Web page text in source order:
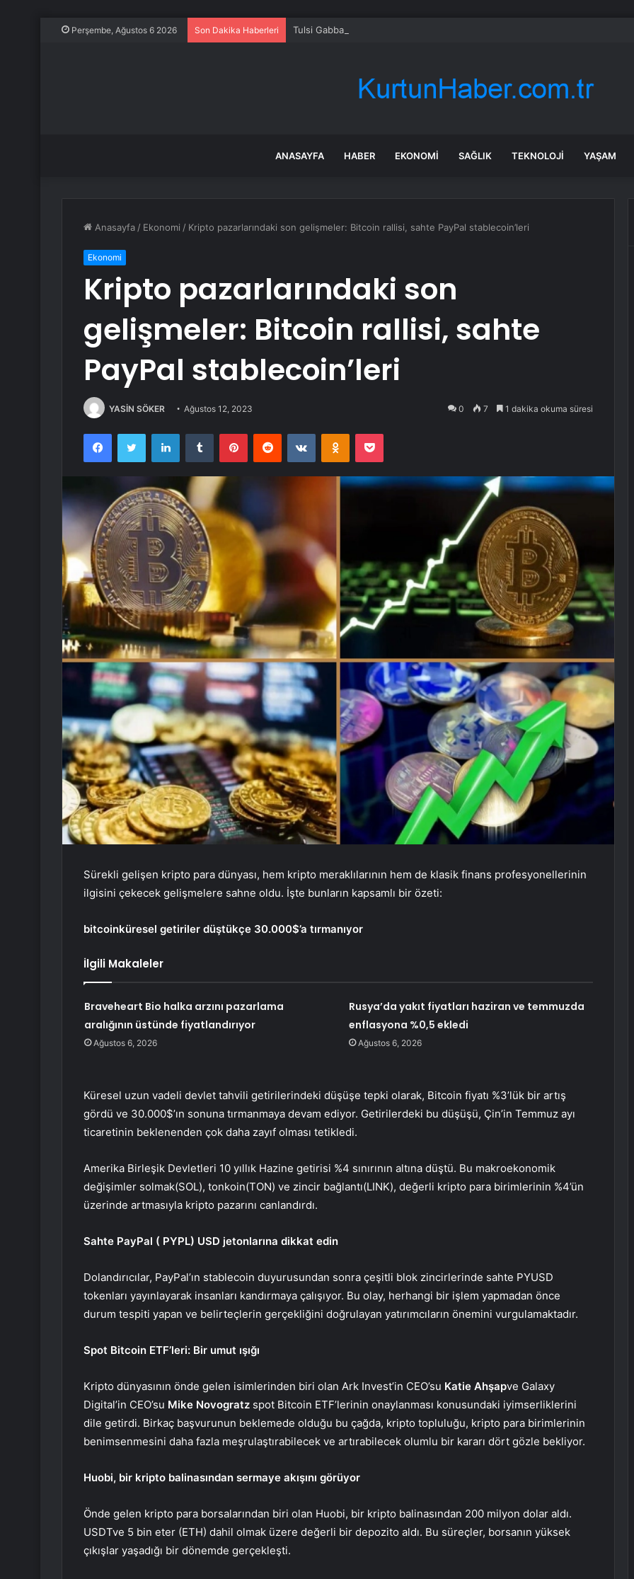
Perşembe, Ağustos 6 2026 Son Dakika Haberleri Tulsi Gabbard’dan İstifa
ANASAYFA HABER EKONOMI SAĞLIK TEKNOLOJI YAŞAM
Anasayfa / Ekonomi / Kripto pazarlarındaki son gelişmeler: Bitcoin rallisi, sahte PayPal stablecoin’leri
Ekonomi
Kripto pazarlarındaki son
gelişmeler: Bitcoin rallisi, sahte
PayPal stablecoin’leri
YASİN SÖKER Ağustos 12, 2023 0 7 1 dakika okuma süresi
FacebookTwitter LinkedInTumblr PinterestReddit VKontakteOdnoklassniki
Pocket
Sürekli gelişen kripto para dünyası, hem kripto meraklılarının hem de klasik finans profesyonellerinin
ilgisini çekecek gelişmelere sahne oldu. İşte bunların kapsamlı bir özeti:
bitcoinküresel getiriler düştükçe 30.000$’a tırmanıyor
İlgili Makaleler
Braveheart Bio halka arzını pazarlama
aralığının üstünde fiyatlandırıyor
Ağustos 6, 2026
Rusya’da yakıt fiyatları haziran ve temmuzda
enflasyona %0,5 ekledi
Ağustos 6, 2026
Küresel uzun vadeli devlet tahvili getirilerindeki düşüşe tepki olarak, Bitcoin fiyatı %3’lük bir artış
gördü ve 30.000$’ın sonuna tırmanmaya devam ediyor. Getirilerdeki bu düşüşü, Çin’in Temmuz ayı
ticaretinin beklenenden çok daha zayıf olması tetikledi.
Amerika Birleşik Devletleri 10 yıllık Hazine getirisi %4 sınırının altına düştü. Bu makroekonomik
değişimler solmak(SOL), tonkoin(TON) ve zincir bağlantı(LINK), değerli kripto para birimlerinin %4’ün
üzerinde artmasıyla kripto pazarını canlandırdı.
Sahte PayPal ( PYPL) USD jetonlarına dikkat edin
Dolandırıcılar, PayPal’ın stablecoin duyurusundan sonra çeşitli blok zincirlerinde sahte PYUSD
tokenları yayınlayarak insanları kandırmaya çalışıyor. Bu olay, herhangi bir işlem yapmadan önce
durum tespiti yapan ve belirteçlerin gerçekliğini doğrulayan yatırımcıların önemini vurgulamaktadır.
Spot Bitcoin ETF’leri: Bir umut ışığı
Kripto dünyasının önde gelen isimlerinden biri olan Ark Invest’in CEO’su Katie Ahşapve Galaxy
Digital’in CEO’su Mike Novogratz spot Bitcoin ETF’lerinin onaylanması konusundaki iyimserliklerini
dile getirdi. Birkaç başvurunun beklemede olduğu bu çağda, kripto topluluğu, kripto para birimlerinin
benimsenmesini daha fazla meşrulaştırabilecek ve artırabilecek olumlu bir kararı dört gözle bekliyor.
Huobi, bir kripto balinasından sermaye akışını görüyor
Önde gelen kripto para borsalarından biri olan Huobi, bir kripto balinasından 200 milyon dolar aldı.
USDTve 5 bin eter (ETH) dahil olmak üzere değerli bir depozito aldı. Bu süreçler, borsanın yüksek
çıkışlar yaşadığı bir dönemde gerçekleşti.